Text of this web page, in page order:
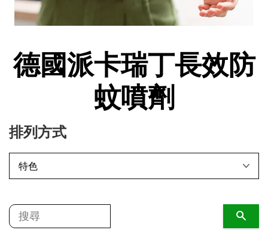
德國派卡瑞丁長效防
蚊噴劑
排列方式